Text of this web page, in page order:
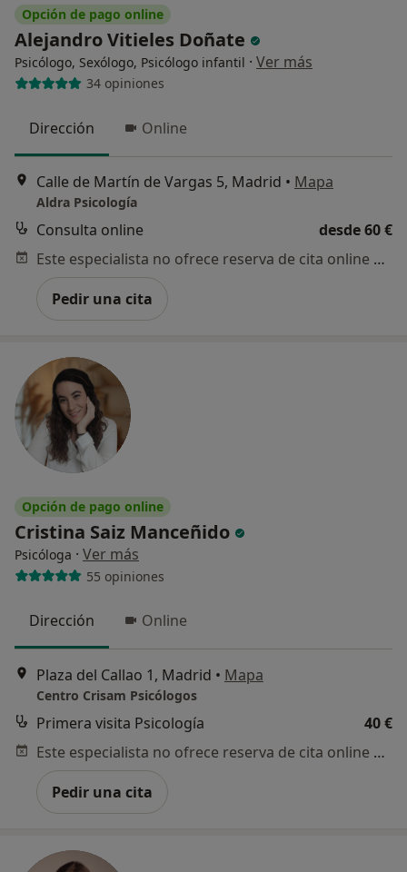
Opción de pago online
Alejandro Vitieles Doñate
Psicólogo, Sexólogo, Psicólogo infantil · Ver más
34 opiniones
Dirección Online
Calle de Martín de Vargas 5, Madrid • Mapa
Aldra Psicología
Consulta online
desde 60 €
Este especialista no ofrece reserva de cita online en esta dirección.
Pedir una cita
Opción de pago online
Cristina Saiz Manceñido
Psicóloga · Ver más
55 opiniones
Dirección Online
Plaza del Callao 1, Madrid • Mapa
Centro Crisam Psicólogos
Primera visita Psicología
40 €
Este especialista no ofrece reserva de cita online en esta dirección.
Pedir una cita